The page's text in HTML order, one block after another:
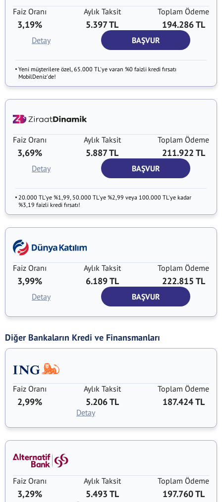
Faiz Oranı
3,19%
Aylık Taksit
5.397 TL
Toplam Ödeme
194.286 TL
BAŞVUR
Detay
Yeni müşterilere özel, 65.000 TL'ye varan %0 faizli kredi fırsatı
MobilDeniz'de!
Faiz Oranı
3,69%
Aylık Taksit
5.887 TL
Toplam Ödeme
211.922 TL
BAŞVUR
Detay
20.000 TL'ye %1,99, 50.000 TL'ye %2,99 veya 100.000 TL'ye kadar
%3,19 faizli kredi fırsatı!
Faiz Oranı
3,99%
Aylık Taksit
6.189 TL
Toplam Ödeme
222.815 TL
BAŞVUR
Detay
Diğer Bankaların Kredi ve Finansmanları
Faiz Oranı
2,99%
Aylık Taksit
5.206 TL
Toplam Ödeme
187.424 TL
Detay
Faiz Oranı
3,29%
Aylık Taksit
5.493 TL
Toplam Ödeme
197.760 TL